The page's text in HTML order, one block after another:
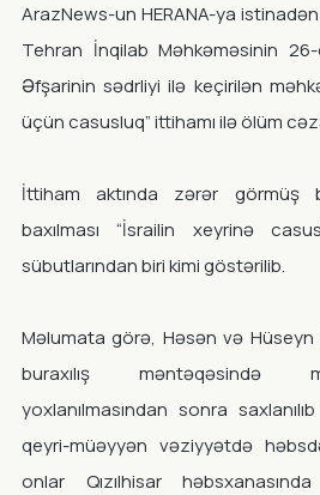
ArazNews-un HERANA-ya
Tehran İnqilab Məhkəməsinin
Əfşarinin sədrliyi ilə keçirilən
üçün casusluq” ittihamı ilə ölüm
İttiham aktında zərər görmüş
baxılması “İsrailin xeyrinə
sübutlarından biri kimi göstərilib.
Məlumata görə, Həsən və
buraxılış məntəqəsində
yoxlanılmasından sonra
qeyri-müəyyən vəziyyətdə
onlar Qızılhisar